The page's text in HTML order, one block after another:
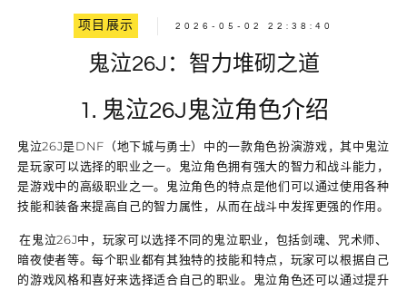
项目展示 2026-05-02 22:38:40
鬼泣26J：智力堆砌之道
1. 鬼泣26J鬼泣角色介绍
鬼泣26J是DNF（地下城与勇士）中的一款角色扮演游戏，其中鬼泣
是玩家可以选择的职业之一。鬼泣角色拥有强大的智力和战斗能力，
是游戏中的高级职业之一。鬼泣角色的特点是他们可以通过使用各种
技能和装备来提高自己的智力属性，从而在战斗中发挥更强的作用。
在鬼泣26J中，玩家可以选择不同的鬼泣职业，包括剑魂、咒术师、
暗夜使者等。每个职业都有其独特的技能和特点，玩家可以根据自己
的游戏风格和喜好来选择适合自己的职业。鬼泣角色还可以通过提升